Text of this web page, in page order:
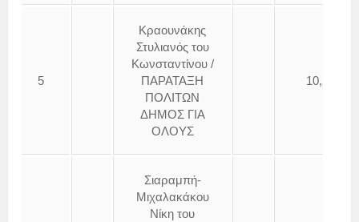
5
Κραουνάκης
Στυλιανός του
Κωνσταντίνου /
ΠΑΡΑΤΑΞΗ
ΠΟΛΙΤΩΝ
ΔΗΜΟΣ ΓΙΑ
ΟΛΟΥΣ
10,25
Σιαραμπή-
Μιχαλακάκου
Νίκη του